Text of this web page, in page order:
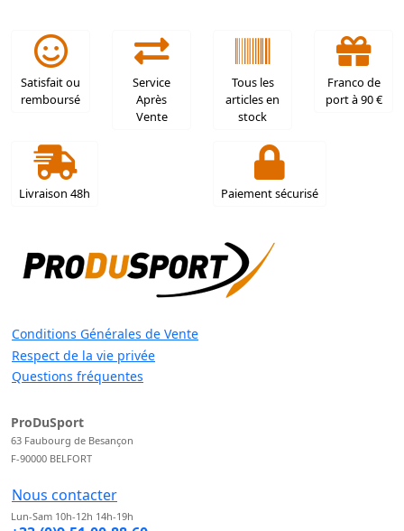
Satisfait ou
remboursé
Service
Après
Vente
Tous les
articles en
stock
Franco de
port à 90 €
Livraison 48h Paiement sécurisé
Conditions Générales de Vente
Respect de la vie privée
Questions fréquentes
ProDuSport
63 Faubourg de Besançon
F-90000 BELFORT
Nous contacter
Lun-Sam 10h-12h 14h-19h